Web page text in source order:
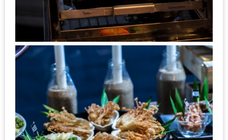
ช้อป
ที่
เดียว
ครบ
งาน
LEO
PRESENTS
PINGFAI
FESTIVAL